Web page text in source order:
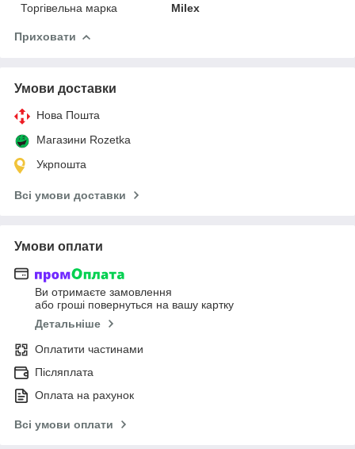
Торгівельна марка
Milex
Приховати
Умови доставки
Нова Пошта
Магазини Rozetka
Укрпошта
Всі умови доставки
Умови оплати
Ви отримаєте замовлення
або гроші повернуться на вашу картку
Детальніше
Оплатити частинами
Післяплата
Оплата на рахунок
Всі умови оплати